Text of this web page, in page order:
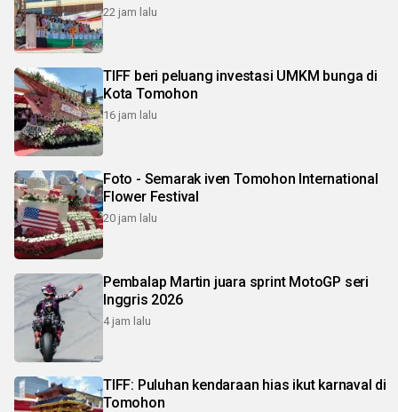
22 jam lalu
TIFF beri peluang investasi UMKM bunga di
Kota Tomohon
16 jam lalu
Foto - Semarak iven Tomohon International
Flower Festival
20 jam lalu
Pembalap Martin juara sprint MotoGP seri
Inggris 2026
4 jam lalu
TIFF: Puluhan kendaraan hias ikut karnaval di
Tomohon